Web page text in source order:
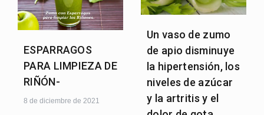
ESPARRAGOS
PARA LIMPIEZA DE
RIÑÓN-
8 de diciembre de 2021
Un vaso de zumo
de apio disminuye
la hipertensión, los
niveles de azúcar
y la artritis y el